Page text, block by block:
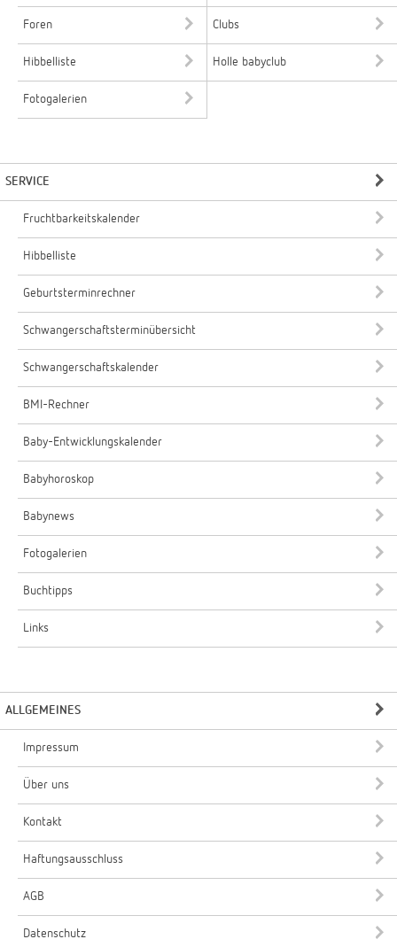
Foren Clubs
Hibbelliste Holle babyclub
Fotogalerien
SERVICE
Fruchtbarkeitskalender
Hibbelliste
Geburtsterminrechner
Schwangerschaftsterminübersicht
Schwangerschaftskalender
BMI-Rechner
Baby-Entwicklungskalender
Babyhoroskop
Babynews
Fotogalerien
Buchtipps
Links
ALLGEMEINES
Impressum
Über uns
Kontakt
Haftungsausschluss
AGB
Datenschutz